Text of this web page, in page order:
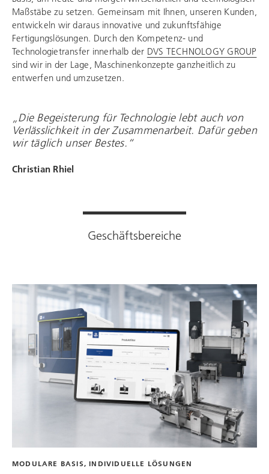
„Die Begeisterung für Technologie lebt auch von
Verlässlichkeit in der Zusammenarbeit. Dafür geben
wir täglich unser Bestes.“
Christian Rhiel
Maßstäbe zu setzen. Gemeinsam mit Ihnen, unseren Kunden,
entwickeln wir daraus innovative und zukunftsfähige
Fertigungslösungen. Durch den Kompetenz- und
Technologietransfer innerhalb der DVS TECHNOLOGY GROUP
sind wir in der Lage, Maschinenkonzepte ganzheitlich zu
entwerfen und umzusetzen.
Geschäftsbereiche
MODULARE BASIS, INDIVIDUELLE LÖSUNGEN